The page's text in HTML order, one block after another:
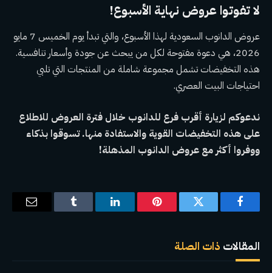
لا تفوتوا عروض نهاية الأسبوع!
عروض الدانوب السعودية لهذا الأسبوع، والتي تبدأ يوم الخميس 7 مايو
2026، هي دعوة مفتوحة لكل من يبحث عن جودة وأسعار تنافسية.
هذه التخفيضات تشمل مجموعة شاملة من المنتجات التي تلبي
احتياجات البيت العصري.
ندعوكم لزيارة أقرب فرع للدانوب خلال فترة العروض للاطلاع
على هذه التخفيضات القوية والاستفادة منها. تسوقوا بذكاء
ووفروا أكثر مع عروض الدانوب المذهلة!
فيسبوك تويتر بينتيريستلينكدإن Tumblr
البريد
المقالات ذات الصلة